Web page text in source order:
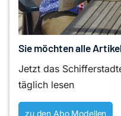
Sie möchten alle
Jetzt das
täglich lesen
zu den Abo Modellen